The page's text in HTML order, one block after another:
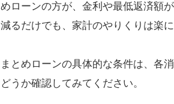
めローンの方が、金利や最低返済額
減るだけでも、家計のやりくりは楽に
まとめローンの具体的な条件は、各
どうか確認してみてください。